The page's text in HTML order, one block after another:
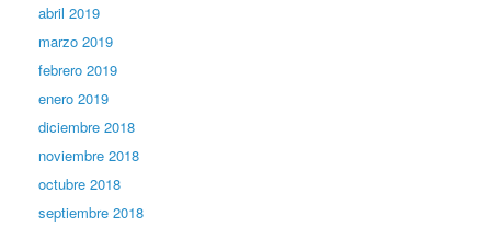
abril 2019
marzo 2019
febrero 2019
enero 2019
diciembre 2018
noviembre 2018
octubre 2018
septiembre 2018